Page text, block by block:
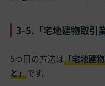
3-5.「宅地建物取引
5つ目の方法は「宅地建
と」です。